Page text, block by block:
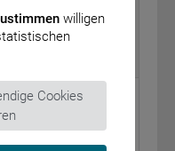
Forschung
Förderung von
der „KI-
willigen